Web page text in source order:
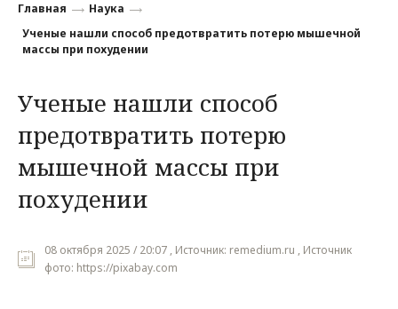
Финансы
Наука
Культура
Общество
Политика
Происшествия
Главная
Наука
Ученые нашли способ предотвратить потерю мышечной
массы при похудении
Ученые нашли способ
предотвратить потерю
мышечной массы при
похудении
08 октября 2025 / 20:07 , Источник: remedium.ru , Источник
фото: https://pixabay.com